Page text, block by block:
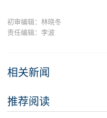
初审编辑：林晓冬
责任编辑：李波
相关新闻
推荐阅读